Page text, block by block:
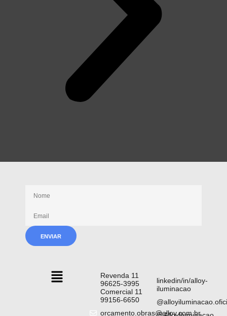
Revenda 11
96625-3995
Comercial 11
99156-6650
orcamento.obras@alloy.com.br
linkedin/in/alloy-
iluminacao